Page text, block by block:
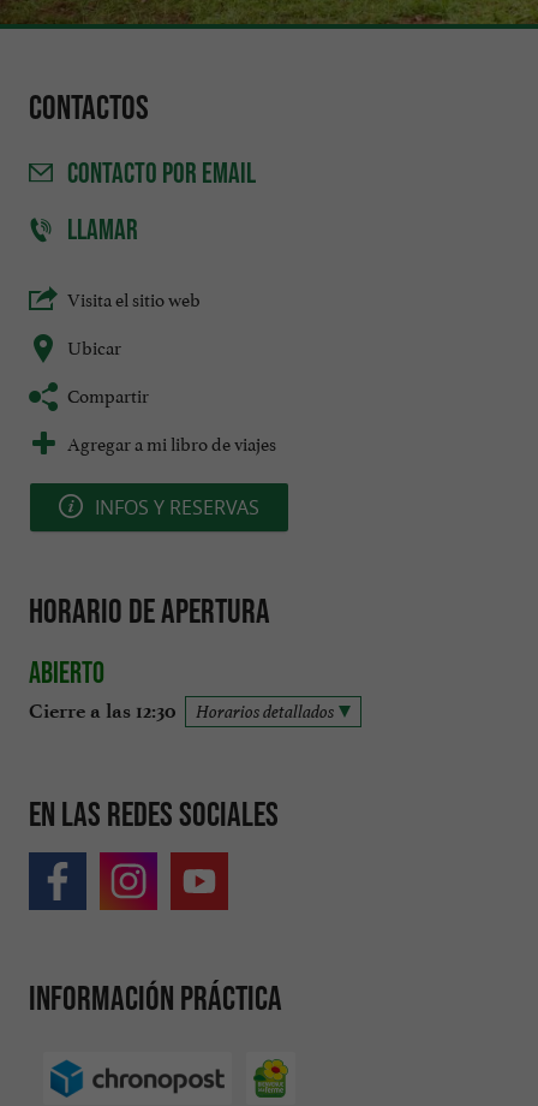
Contactos
CONTACTO POR EMAIL
LLAMAR
Visita el sitio web
Ubicar
Compartir
Agregar a mi libro de viajes
INFOS Y RESERVAS
Horario de apertura
Abierto
Cierre a las 12:30 Horarios detallados
En las redes sociales
Información práctica